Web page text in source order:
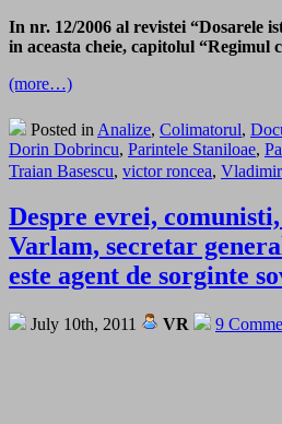
In nr. 12/2006 al revistei “Dosarele
in aceasta cheie, capitolul “Regimul
(more…)
Posted in Analize, Colimatorul,
Dorin Dobrincu, Parintele Staniloae,
Traian Basescu, victor roncea, Vladimir
Despre evrei,
Varlam, secretar
este agent de sorginte
July 10th, 2011 VR 9